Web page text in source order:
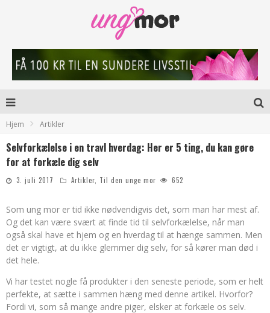
Hjem Artikler
Selvforkælelse i en travl hverdag: Her er 5 ting, du kan gøre
for at forkæle dig selv
3. juli 2017 Artikler Til den unge mor 652
Som ung mor er tid ikke nødvendigvis det, som man har mest af.
Og det kan være svært at finde tid til selvforkælelse, når man
også skal have et hjem og en hverdag til at hænge sammen. Men
det er vigtigt, at du ikke glemmer dig selv, for så kører man død i
det hele.
Vi har testet nogle få produkter i den seneste periode, som er helt
perfekte, at sætte i sammen hæng med denne artikel. Hvorfor?
Fordi vi, som så mange andre piger, elsker at forkæle os selv.